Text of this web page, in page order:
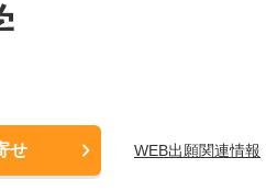
せ WEB出願関連情報